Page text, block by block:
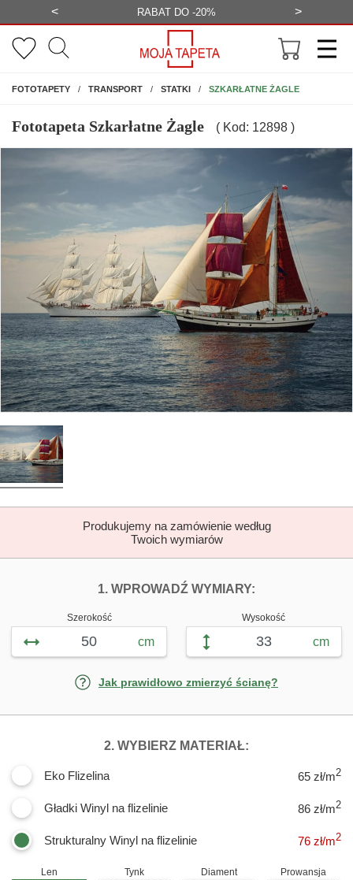
< BEZPŁATNA WIZUALIZACJA >
FOTOTAPETYNA ŚCIANĘ
TRANSPORT STATKI SZKARŁATNE ŻAGLE
Fototapeta Szkarłatne Żagle ( Kod: 12898 )
Produkujemy na zamówienie według
Twoich wymiarów
1. WPROWADŹ WYMIARY:
Szerokość
cm
Wysokość
cm
Jak prawidłowo zmierzyć ścianę?
2. WYBIERZ MATERIAŁ:
Eko Flizelina 65 zł/m2
Gładki Winyl na flizelinie 86 zł/m2
Strukturalny Winyl na flizelinie 76 zł/m2
Len Tynk Diament Prowansja